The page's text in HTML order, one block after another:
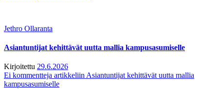
Jethro Ollaranta
Asiantuntijat kehittävät uutta mallia kampusasumiselle
Kirjoitettu 29.6.2026
Ei kommentteja artikkeliin Asiantuntijat kehittävät uutta mallia
kampusasumiselle